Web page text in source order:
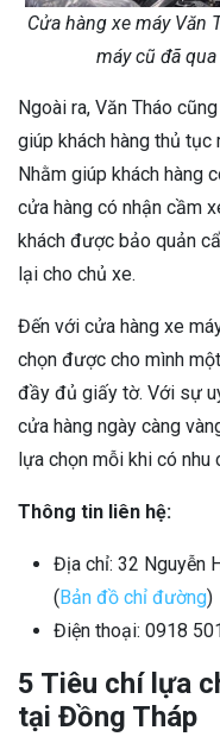
Cửa hàng xe máy Văn
máy cũ đã
Ngoài ra, Văn Tháo
giúp khách hàng thủ tục
Nhằm giúp khách hàng
cửa hàng có nhận cầm
khách được bảo quản
lại cho chủ xe.
Đến với cửa hàng xe
chọn được cho mình
đầy đủ giấy tờ. Với sự
cửa hàng ngày càng
lựa chọn mỗi khi có
Thông tin liên hệ:
Địa chỉ: 32 Nguyễn
( Bản đồ chỉ đường)
Điện thoại: 0918
5 Tiêu chí lựa
tại Đồng Tháp